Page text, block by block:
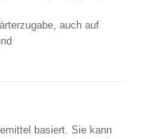
auch auf
basiert. Sie kann